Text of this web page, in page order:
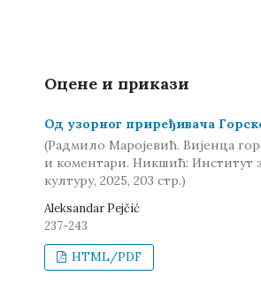
Оцене и прикази
Од узорног приређивача
(Радмило Маројевић. Вијенца
и коментари. Никшић: Институт
културу, 2025, 203 стр.)
Aleksandar Pejčić
237-243
HTML/PDF